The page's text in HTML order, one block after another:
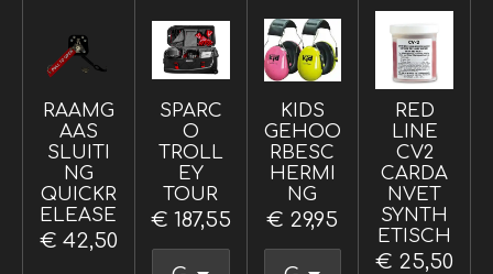
RAAMG
AAS
SLUITI
NG
QUICKR
ELEASE
€ 42,50
SPARC
O
TROLL
EY
TOUR
€ 187,55
KIDS
GEHOO
RBESC
HERMI
NG
€ 29,95
RED
LINE
CV2
CARDA
NVET
SYNTH
ETISCH
€ 25,50